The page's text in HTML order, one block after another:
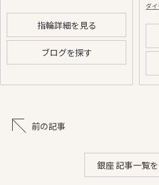
指輪詳細を見る
ブログを探す
ダ
前の記事
銀座 記事一覧